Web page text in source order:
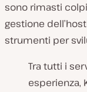
sono rimasti
gestione
strumenti per
Tra tutti i
esperienza,